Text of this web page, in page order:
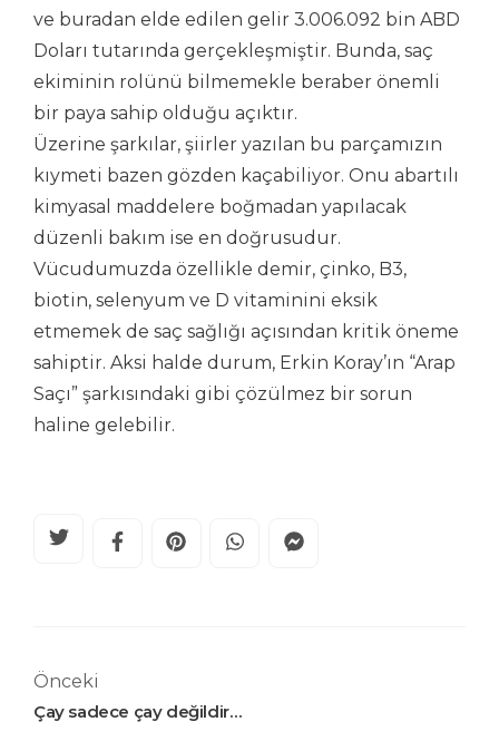
ve buradan elde edilen gelir 3.006.092 bin ABD
Doları tutarında gerçekleşmiştir. Bunda, saç
ekiminin rolünü bilmemekle beraber önemli
bir paya sahip olduğu açıktır.
Üzerine şarkılar, şiirler yazılan bu parçamızın
kıymeti bazen gözden kaçabiliyor. Onu abartılı
kimyasal maddelere boğmadan yapılacak
düzenli bakım ise en doğrusudur.
Vücudumuzda özellikle demir, çinko, B3,
biotin, selenyum ve D vitaminini eksik
etmemek de saç sağlığı açısından kritik öneme
sahiptir. Aksi halde durum, Erkin Koray’ın “Arap
Saçı” şarkısındaki gibi çözülmez bir sorun
haline gelebilir.
Önceki
Çay sadece çay değildir…